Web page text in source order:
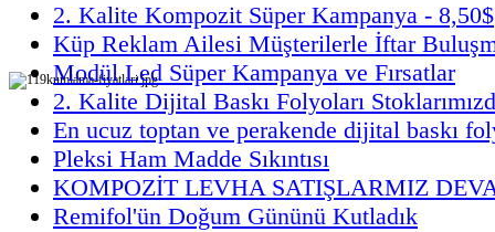
2. Kalite Kompozit Süper Kampanya - 8,50$
Küp Reklam Ailesi Müşterilerle İftar
Modül Led Süper Kampanya ve Fırsatlar
2. Kalite Dijital Baskı Folyoları
En ucuz toptan ve perakende dijital baskı
Pleksi Ham Madde Sıkıntısı
KOMPOZİT LEVHA SATIŞLARMIZ
Remifol'ün Doğum Gününü Kutladık